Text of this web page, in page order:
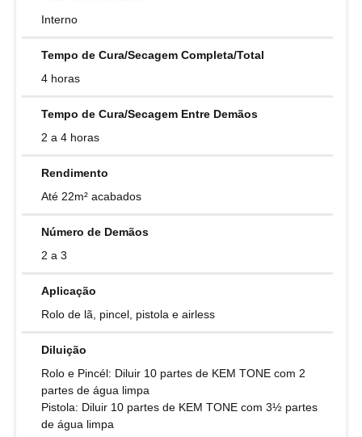
Interno
Tempo de Cura/Secagem Completa/Total
4 horas
Tempo de Cura/Secagem Entre Demãos
2 a 4 horas
Rendimento
Até 22m² acabados
Número de Demãos
2 a 3
Aplicação
Rolo de lã, pincel, pistola e airless
Diluição
Rolo e Pincél: Diluir 10 partes de KEM TONE com 2
partes de água limpa
Pistola: Diluir 10 partes de KEM TONE com 3½ partes
de água limpa